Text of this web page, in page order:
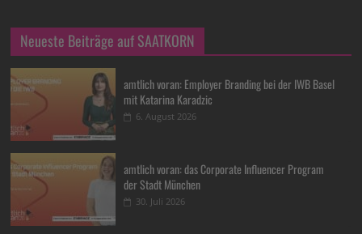
Neueste Beiträge auf SAATKORN
amtlich voran: Employer Branding bei der IWB Basel
mit Katarina Karadzic
6. August 2026
amtlich voran: das Corporate Influencer Program
der Stadt München
30. Juli 2026